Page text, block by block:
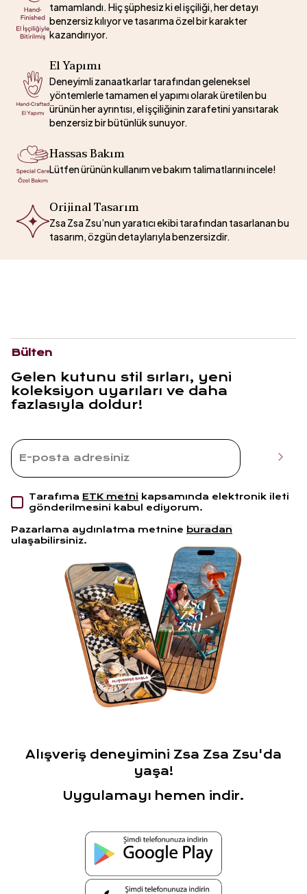
tamamlandı. Hiç şüphesiz ki el işçiliği, her detayı
benzersiz kılıyor ve tasarıma özel bir karakter
kazandırıyor.
El Yapımı
Deneyimli zanaatkarlar tarafından geleneksel
yöntemlerle tamamen el yapımı olarak üretilen bu
ürünün her ayrıntısı, el işçiliğinin zarafetini yansıtarak
benzersiz bir bütünlük sunuyor.
Hassas Bakım
Lütfen ürünün kullanım ve bakım talimatlarını incele!
Orijinal Tasarım
Zsa Zsa Zsu’nun yaratıcı ekibi tarafından tasarlanan bu
tasarım, özgün detaylarıyla benzersizdir.
Bülten
Gelen kutunu stil sırları, yeni
koleksiyon uyarıları ve daha
fazlasıyla doldur!
Tarafıma ETK metni kapsamında elektronik ileti
gönderilmesini kabul ediyorum.
Pazarlama aydınlatma metnine buradan
ulaşabilirsiniz.
Alışveriş deneyimini Zsa Zsa Zsu'da
yaşa!
Uygulamayı hemen indir.